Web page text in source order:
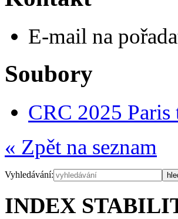
E-mail na
Soubory
CRC 2025
« Zpět na seznam
Vyhledávání:
INDEX